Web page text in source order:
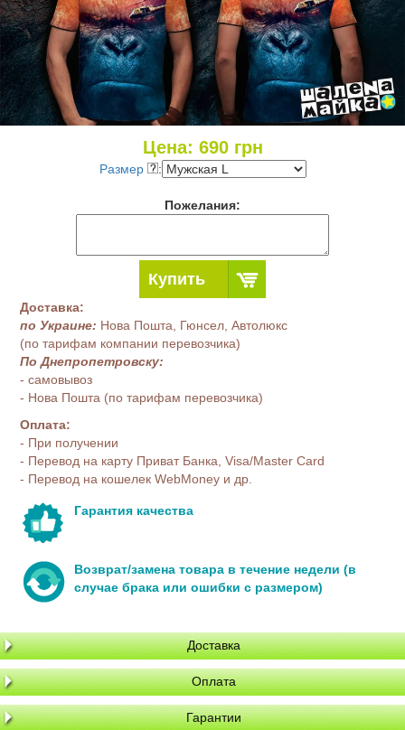
Цена: 690грн
Размер :
Пожелания:
Купить
Доставка:
по Украине: Нова Пошта, Гюнсел, Автолюкс
(по тарифам компании перевозчика)
По Днепропетровску:
- самовывоз
- Нова Пошта (по тарифам перевозчика)
Оплата:
- При получении
- Перевод на карту Приват Банка, Visa/Master Card
- Перевод на кошелек WebMoney и др.
Гарантия качества
Возврат/замена товара в течение недели (в
случае брака или ошибки с размером)
Доставка
Оплата
Гарантии